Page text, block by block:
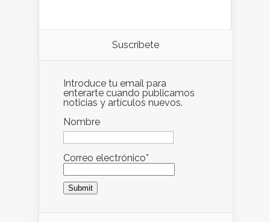
Suscríbete
Introduce tu email para
enterarte cuando publicamos
noticias y artículos nuevos.
Nombre
Correo electrónico*